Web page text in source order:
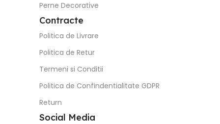
Perne Decorative
Contracte
Politica de Livrare
Politica de Retur
Termeni si Conditii
Politica de Confindentialitate GDPR
Return
Social Media